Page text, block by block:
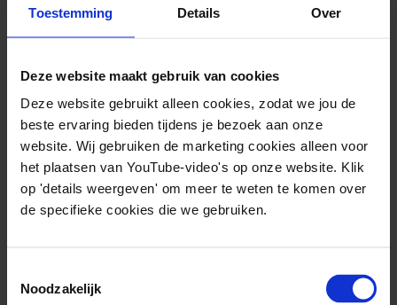
Toestemming Details Over
Deze website maakt gebruik van cookies
Deze website gebruikt alleen cookies, zodat we jou de
beste ervaring bieden tijdens je bezoek aan onze
website. Wij gebruiken de marketing cookies alleen voor
het plaatsen van YouTube-video's op onze website. Klik
op 'details weergeven' om meer te weten te komen over
de specifieke cookies die we gebruiken.
Noodzakelijk
Waterstof
Solliciteer direct